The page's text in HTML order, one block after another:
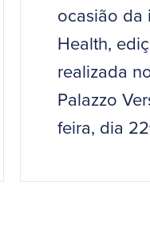
ocasião da
Health,
realizada
Palazzo
feira, dia 22